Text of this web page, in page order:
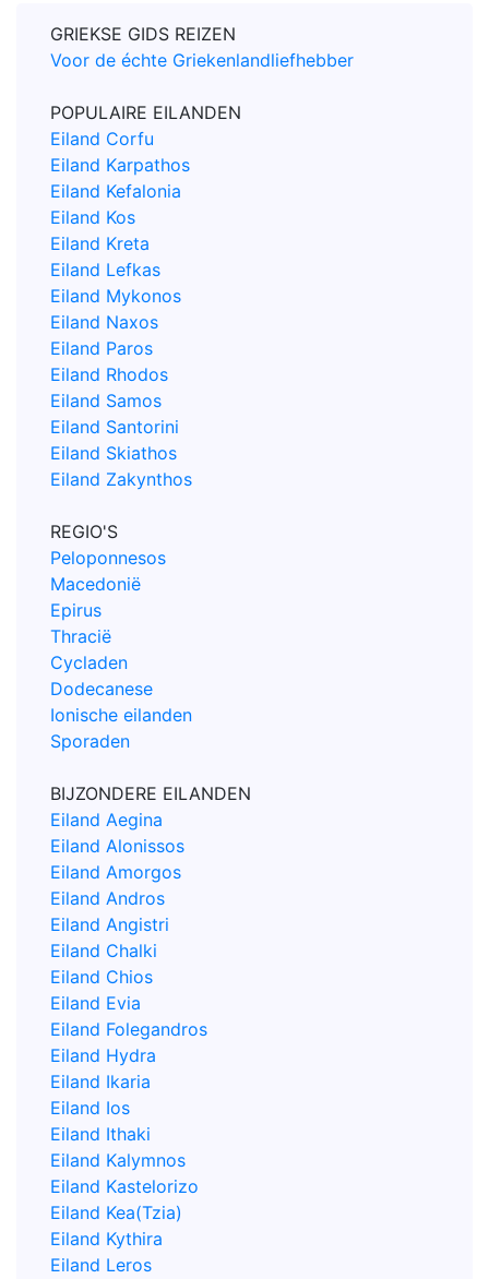
GRIEKSE GIDS REIZEN
Voor de échte Griekenlandliefhebber
POPULAIRE EILANDEN
Eiland Corfu
Eiland Karpathos
Eiland Kefalonia
Eiland Kos
Eiland Kreta
Eiland Lefkas
Eiland Mykonos
Eiland Naxos
Eiland Paros
Eiland Rhodos
Eiland Samos
Eiland Santorini
Eiland Skiathos
Eiland Zakynthos
REGIO'S
Peloponnesos
Macedonië
Epirus
Thracië
Cycladen
Dodecanese
Ionische eilanden
Sporaden
BIJZONDERE EILANDEN
Eiland Aegina
Eiland Alonissos
Eiland Amorgos
Eiland Andros
Eiland Angistri
Eiland Chalki
Eiland Chios
Eiland Evia
Eiland Folegandros
Eiland Hydra
Eiland Ikaria
Eiland Ios
Eiland Ithaki
Eiland Kalymnos
Eiland Kastelorizo
Eiland Kea(Tzia)
Eiland Kythira
Eiland Leros